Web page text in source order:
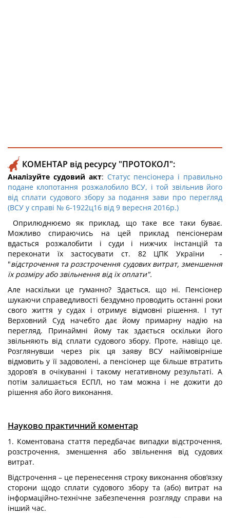
КОМЕНТАР від ресурсу "ПРОТОКОЛ":
Аналізуйте судовий акт: Статус пенсіонера і правильно
подане клопотання розжалобило ВСУ, і той звільнив його
від сплати судового збору за подання зави про перегляд
(ВСУ у справі № 6-1922ц16 від 9 вересня 2016р.)
Оприлюднюємо як приклад, що таке все таки буває.
Можливо спираючись на цей приклад пенсіонерам
вдасться розжалобити і суди і нижчих інстанцій та
переконати їх застосувати ст. 82 ЦПК України -
"відстрочення та розстрочення судових витрат, зменшення
їх розміру або звільнення від їх оплати".
Але наскільки це гуманно? Здається, що ні. Пенсіонер
шукаючи справедливості бездумно проводить останні роки
свого життя у судах і отримує відмовні рішення. І тут
Верховний Суд начебто дає йому примарну надію на
перегляд. Принаймні йому так здається оскільки його
звільняють від сплати судового збору. Проте, навіщо це.
Розглянувши через рік ця заяву ВСУ найімовірніше
відмовить у її задоволені, а пенсіонер ще більше втратить
здоров’я в очікуванні і такому негативному результаті. А
потім залишається ЕСПЛ, но там можна і не дожити до
рішення або його виконання.
Науково практичний коментар
1. Коментована стаття передбачає випадки відстрочення,
розстрочення, зменшення або звільнення від судових
витрат.
Відстрочення – це перенесення строку виконання обов’язку
сторони щодо сплати судового збору та (або) витрат на
інформаційно-технічне забезпечення розгляду справи на
інший час.